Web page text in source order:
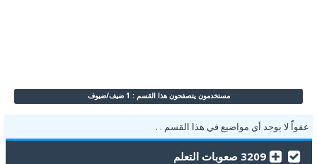
مستخدمون يتصفحون هذا القسم : 1 ضيف/ضيوف
عفواًً لا يوجد أي مواضيع في هذا القسم . .
3209 صعوبات التعلم